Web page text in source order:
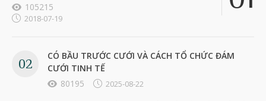
105215
2018-07-19
CÓ BẦU TRƯỚC CƯỚI VÀ CÁCH TỔ CHỨC ĐÁM
CƯỚI TINH TẾ
80195
2025-08-22